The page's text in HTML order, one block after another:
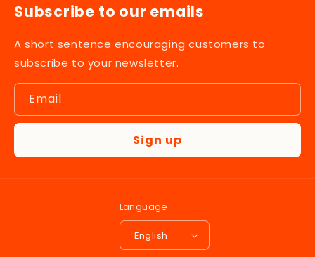
Subscribe to our emails
A short sentence encouraging customers to
subscribe to your newsletter.
Email
Sign up
Language
English